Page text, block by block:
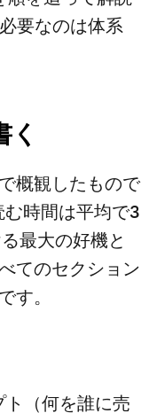
要なのは体系
概観したもので
時間は平均で3
最大の好機と
てのセクション
す。
（何を誰に売